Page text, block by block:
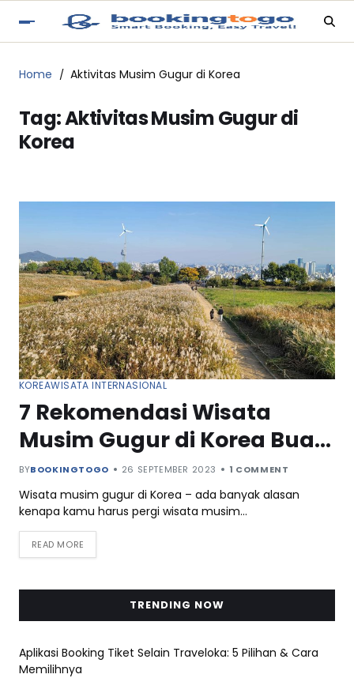
Home Aktivitas Musim Gugur di Korea
Tag:Aktivitas Musim Gugur di
Korea
KOREAWISATA INTERNASIONAL
7 Rekomendasi Wisata
Musim Gugur di Korea Buat
Liburan Menyenangkan
BYBOOKINGTOGO 26 SEPTEMBER 2023 1 COMMENT
Wisata musim gugur di Korea – ada banyak alasan
kenapa kamu harus pergi wisata musim…
READ MORE
TRENDING NOW
Aplikasi Booking Tiket Selain Traveloka: 5 Pilihan & Cara
Memilihnya